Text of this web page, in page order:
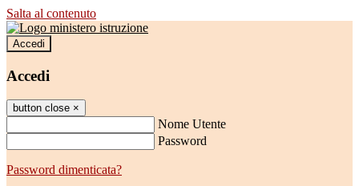
Salta al contenuto
Accedi
Accedi
button close ×
Nome Utente
Password
Password dimenticata?